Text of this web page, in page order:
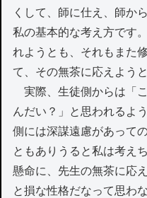
くして、師に仕え、師か
私の基本的な考え方です
れようとも、それもまた
て、その無茶に応えよう
実際、生徒側からは「
んだい？」と思われるよ
側には深謀遠慮があって
ともありうると私は考え
懸命に、先生の無茶に応
と損な性格だなって思わ